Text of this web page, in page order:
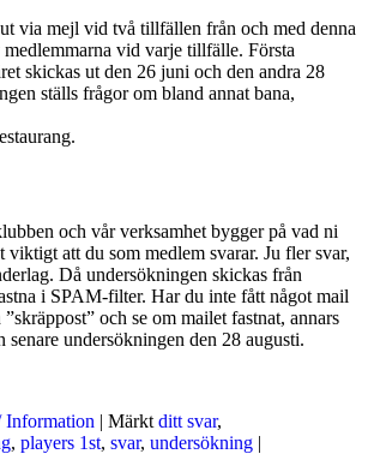
via mejl vid två tillfällen från och med denna
vid varje tillfälle. Första
skickas ut den 26 juni och den andra 28
ställs frågor om bland annat bana,
och vår verksamhet bygger på vad ni
viktigt att du som medlem svarar. Ju fler svar,
Då undersökningen skickas från
i SPAM-filter. Har du inte fått något mail
och se om mailet fastnat, annars
senare undersökningen den 28 augusti.
Information | Märkt ditt svar,
, players 1st, svar, undersökning |